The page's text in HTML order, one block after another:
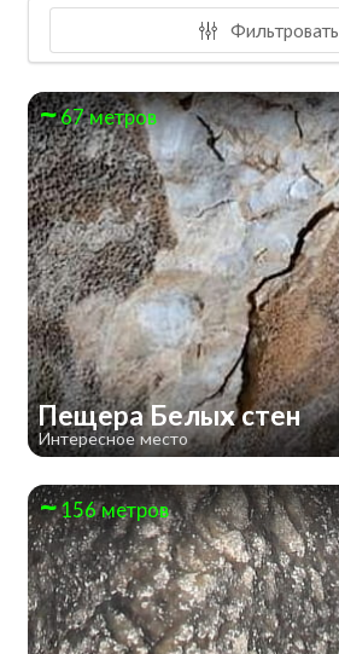
Фильтровать
67 метров
Пещера Белых стен
Интересное место
156 метров